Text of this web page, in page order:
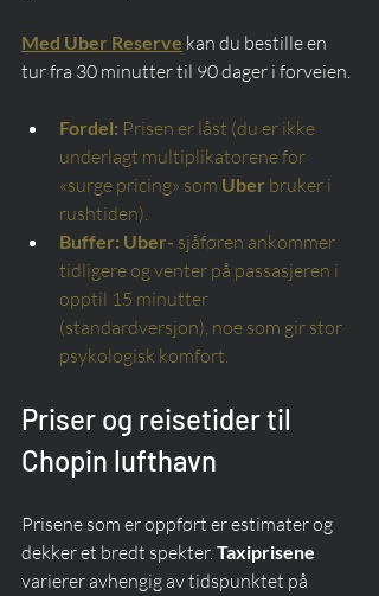
Med Uber Reserve kan du bestille en
tur fra 30 minutter til 90 dager i forveien.
Fordel: Prisen er låst (du er ikke
underlagt multiplikatorene for
«surge pricing» som Uber bruker i
rushtiden).
Buffer: Uber- sjåføren ankommer
tidligere og venter på passasjeren i
opptil 15 minutter
(standardversjon), noe som gir stor
psykologisk komfort.
Priser og reisetider til
Chopin lufthavn
Prisene som er oppført er estimater og
dekker et bredt spekter. Taxiprisene
varierer avhengig av tidspunktet på